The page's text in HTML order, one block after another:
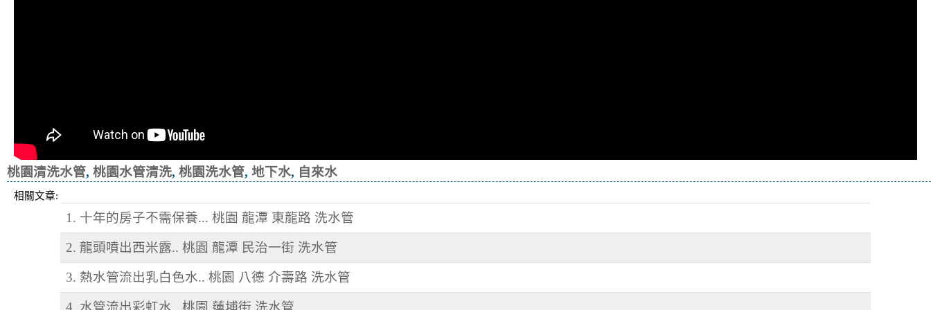
桃園清洗水管, 桃園水管清洗, 桃園洗水管, 地下水, 自來水
相關文章:
1. 十年的房子不需保養... 桃園 龍潭 東龍路 洗水管
2. 龍頭噴出西米露.. 桃園 龍潭 民治一街 洗水管
3. 熱水管流出乳白色水.. 桃園 八德 介壽路 洗水管
4. 水管流出彩虹水.. 桃園 蓮埔街 洗水管